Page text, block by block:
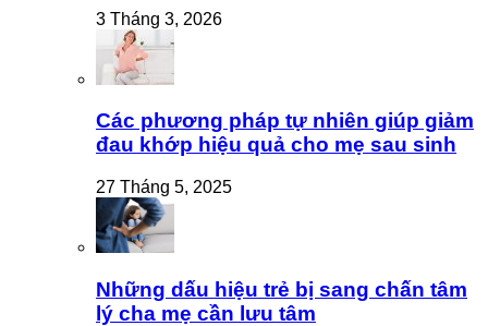
3 Tháng 3, 2026
Các phương pháp tự nhiên giúp giảm
đau khớp hiệu quả cho mẹ sau sinh
27 Tháng 5, 2025
Những dấu hiệu trẻ bị sang chấn tâm
lý cha mẹ cần lưu tâm